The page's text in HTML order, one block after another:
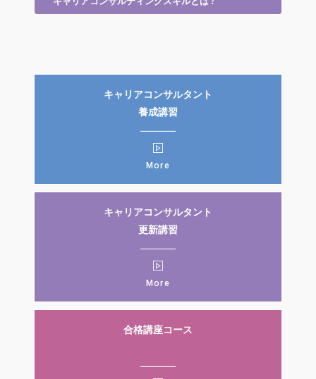
キャリアコンサルタント
養成講習
More
キャリアコンサルタント
更新講習
More
合格講座コース